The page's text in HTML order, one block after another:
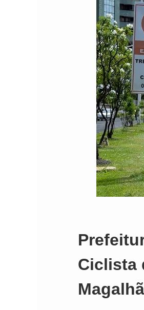
Ciclista